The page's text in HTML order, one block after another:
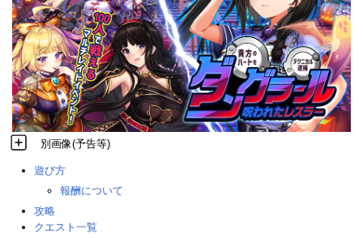
別画像(予告等)
遊び方
報酬について
攻略
クエスト一覧